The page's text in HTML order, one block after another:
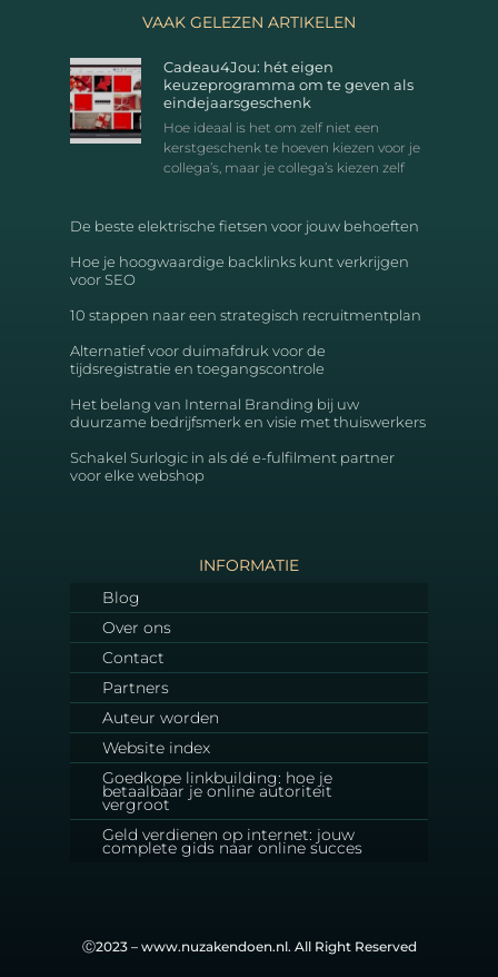
VAAK GELEZEN ARTIKELEN
Cadeau4Jou: hét eigen
keuzeprogramma om te geven als
eindejaarsgeschenk
Hoe ideaal is het om zelf niet een
kerstgeschenk te hoeven kiezen voor je
collega’s, maar je collega’s kiezen zelf
De beste elektrische fietsen voor jouw behoeften
Hoe je hoogwaardige backlinks kunt verkrijgen
voor SEO
10 stappen naar een strategisch recruitmentplan
Alternatief voor duimafdruk voor de
tijdsregistratie en toegangscontrole
Het belang van Internal Branding bij uw
duurzame bedrijfsmerk en visie met thuiswerkers
Schakel Surlogic in als dé e-fulfilment partner
voor elke webshop
INFORMATIE
Blog
Over ons
Contact
Partners
Auteur worden
Website index
Goedkope linkbuilding: hoe je
betaalbaar je online autoriteit
vergroot
Geld verdienen op internet: jouw
complete gids naar online succes
Ⓒ2023 – www.nuzakendoen.nl. All Right Reserved